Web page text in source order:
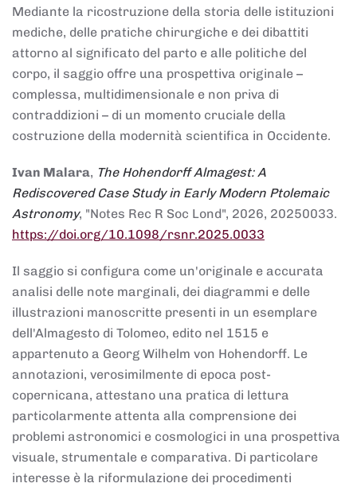
Mediante la ricostruzione della storia delle istituzioni
mediche, delle pratiche chirurgiche e dei dibattiti
attorno al significato del parto e alle politiche del
corpo, il saggio offre una prospettiva originale –
complessa, multidimensionale e non priva di
contraddizioni – di un momento cruciale della
costruzione della modernità scientifica in Occidente.
Ivan Malara, The Hohendorff Almagest: A
Rediscovered Case Study in Early Modern Ptolemaic
Astronomy, "Notes Rec R Soc Lond", 2026, 20250033.
https://doi.org/10.1098/rsnr.2025.0033
Il saggio si configura come un'originale e accurata
analisi delle note marginali, dei diagrammi e delle
illustrazioni manoscritte presenti in un esemplare
dell'Almagesto di Tolomeo, edito nel 1515 e
appartenuto a Georg Wilhelm von Hohendorff. Le
annotazioni, verosimilmente di epoca post-
copernicana, attestano una pratica di lettura
particolarmente attenta alla comprensione dei
problemi astronomici e cosmologici in una prospettiva
visuale, strumentale e comparativa. Di particolare
interesse è la riformulazione dei procedimenti